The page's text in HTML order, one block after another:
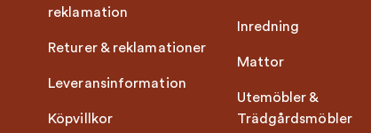
reklamation
Returer & reklamationer
Leveransinformation
Köpvillkor
Inredning
Mattor
Utemöbler &
Trädgårdsmöbler